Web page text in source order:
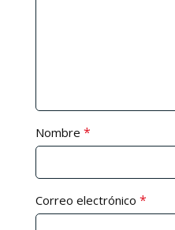
Nombre *
Correo electrónico *